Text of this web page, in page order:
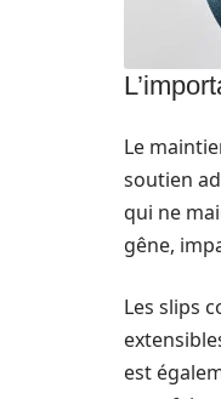
Le
soutien
qui ne
gêne,
Les slips
est